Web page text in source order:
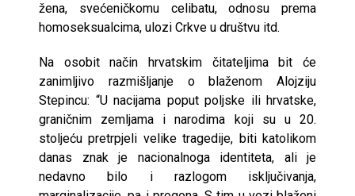
žena, svećeničkomu celibatu, odnosu prema
homoseksualcima, ulozi Crkve u društvu itd.
Na osobit način hrvatskim čitateljima bit će
zanimljivo razmišljanje o blaženom Alojziju
Stepincu: “U nacijama poput poljske ili hrvatske,
graničnim zemljama i narodima koji su u 20.
stoljeću pretrpjeli velike tragedije, biti katolikom
danas znak je nacionalnoga identiteta, ali je
nedavno bilo i razlogom isključivanja,